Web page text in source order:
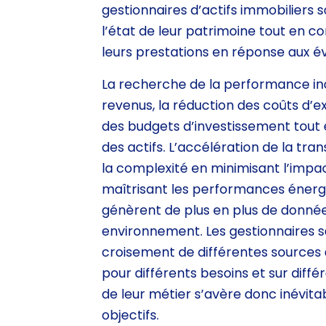
gestionnaires d’actifs immobiliers
l’état de leur patrimoine tout en
leurs prestations en réponse aux
La recherche de la performance
revenus, la réduction des coûts
des budgets d’investissement
des actifs. L’accélération de la
la complexité en minimisant
maîtrisant les performances
génèrent de plus en plus de
environnement. Les gestionnaires
croisement de différentes sources
pour différents besoins et sur
de leur métier s’avère donc
objectifs.